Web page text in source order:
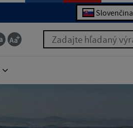
Slovenčina
Zadajte hľadaný výraz